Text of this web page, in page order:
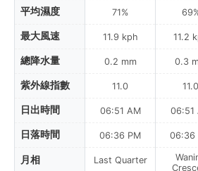
平均濕度
最大風速
總降水量
紫外線指數
日出時間
日落時間
月相
71%
11.9 kph
0.2 mm
11.0
06:51 AM
06:36 PM
Last Quarter
11.2
0.3
11.0
06:51
06:36